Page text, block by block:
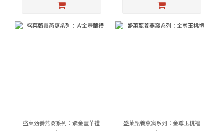
盛菓甄養燕窩系列：紫金豐華禮 盛菓甄養燕窩系列：金尊玉桃禮